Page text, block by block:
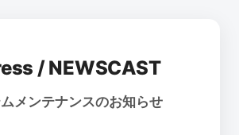
/ NEWSCAST
メンテナンスのお知らせ